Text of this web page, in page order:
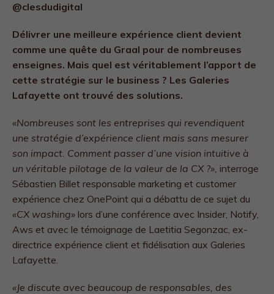
Délivrer une meilleure expérience client devient
comme une quête du Graal pour de nombreuses
enseignes. Mais quel est véritablement l’apport de
cette stratégie sur le business ? Les Galeries
Lafayette ont trouvé des solutions.
«Nombreuses sont les entreprises qui revendiquent
une stratégie d’expérience client mais sans mesurer
son impact. Comment passer d’une vision intuitive à
un véritable pilotage de la valeur de la CX ?», interroge
Sébastien Billet responsable marketing et customer
expérience chez OnePoint qui a débattu de ce sujet du
«CX washing» lors d’une conférence avec Insider, Notify,
Aws et avec le témoignage de Laetitia Segonzac, ex-
directrice expérience client et fidélisation aux Galeries
Lafayette.
«Je discute avec beaucoup de responsables, des